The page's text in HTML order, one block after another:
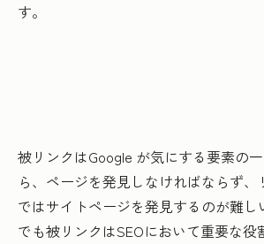
す。
被リンクはGoogle が気にする要素の
ら、ページを発見しなければならず、
ではサイトページを発見するのが難し
でも被リンクはSEOにおいて重要な役